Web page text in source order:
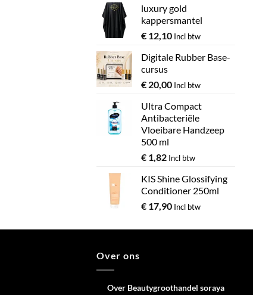
luxury gold
kappersmantel
€ 12,10 Incl btw
Digitale Rubber Base-
cursus
€ 20,00 Incl btw
Ultra Compact
Antibacteriële
Vloeibare Handzeep
500 ml
€ 1,82 Incl btw
KIS Shine Glossifying
Conditioner 250ml
€ 17,90 Incl btw
Over ons
Over Beautygroothandel soraya